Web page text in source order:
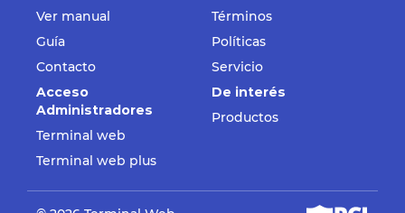
Ver manual
Guía
Contacto
Términos
Políticas
Servicio
Acceso
Administradores
Terminal web
Terminal web plus
De interés
Productos